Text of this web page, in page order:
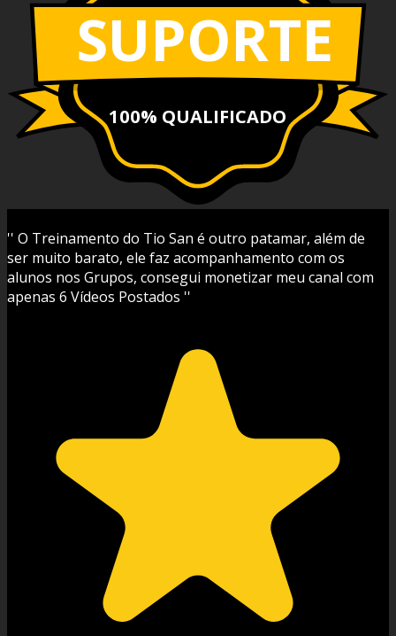
SUPORTE
100% QUALIFICADO
'' O Treinamento do Tio San é outro patamar, além de
ser muito barato, ele faz acompanhamento com os
alunos nos Grupos, consegui monetizar meu canal com
apenas 6 Vídeos Postados ''